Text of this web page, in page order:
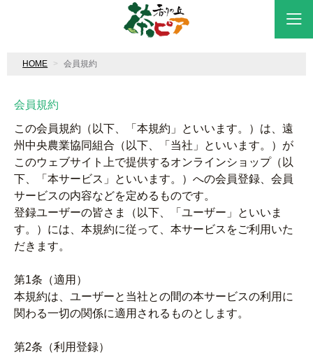
HOME 会員規約
会員規約
この会員規約（以下、「本規約」といいます。）は、遠
州中央農業協同組合（以下、「当社」といいます。）が
このウェブサイト上で提供するオンラインショップ（以
下、「本サービス」といいます。）への会員登録、会員
サービスの内容などを定めるものです。
登録ユーザーの皆さま（以下、「ユーザー」といいま
す。）には、本規約に従って、本サービスをご利用いた
だきます。
第1条（適用）
本規約は、ユーザーと当社との間の本サービスの利用に
関わる一切の関係に適用されるものとします。
第2条（利用登録）